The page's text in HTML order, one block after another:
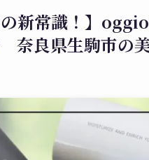
の新常識！】
奈良県生駒市の